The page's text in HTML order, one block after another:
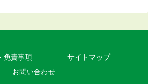
免責事項
サイトマップ
お問い合わせ